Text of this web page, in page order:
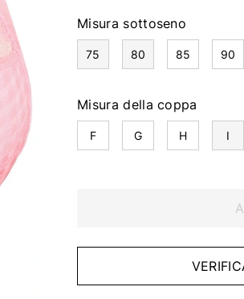
Misura sottoseno
75 80 85 90
Misura della coppa
F G H I